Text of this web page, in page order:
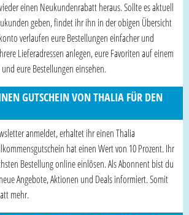
einen Neukundenrabatt heraus. Sollte es aktuell
geben, findet ihr ihn in der obigen Übersicht
verlaufen eure Bestellungen einfacher und
Lieferadressen anlegen, eure Favoriten auf einem
eure Bestellungen einsehen.
GUTSCHEIN VON THALIA FÜR DEN
anmeldet, erhaltet ihr einen Thalia
hat einen Wert von 10 Prozent. Ihr
Bestellung online einlösen. Als Abonnent bist du
Angebote, Aktionen und Deals informiert. Somit
mehr.